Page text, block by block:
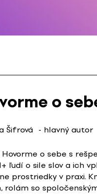
o
Šifrová - hlavný autor
Hovorme o sebe s
ľudí o sile slov a ich
prostriedky v praxi.
rolám so